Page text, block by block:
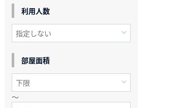
利用人数
部屋面積
～